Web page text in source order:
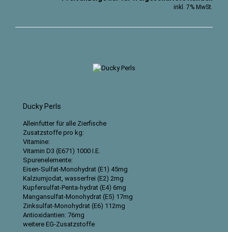
inkl. 7% MwSt.
Ducky Perls
Alleinfutter für alle Zierfische
Zusatzstoffe pro kg:
Vitamine:
Vitamin D3 (E671) 1000 I.E.
Spurenelemente:
Eisen-Sulfat-Monohydrat (E1) 45mg
Kalziumjodat, wasserfrei (E2) 2mg
Kupfersulfat-Penta-hydrat (E4) 6mg
Mangansulfat-Monohydrat (E5) 17mg
Zinksulfat-Monohydrat (E6) 112mg
Antioxidantien: 76mg
weitere EG-Zusatzstoffe